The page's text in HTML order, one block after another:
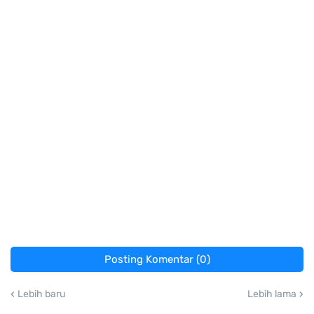
Posting Komentar (0)
Lebih baru Lebih lama